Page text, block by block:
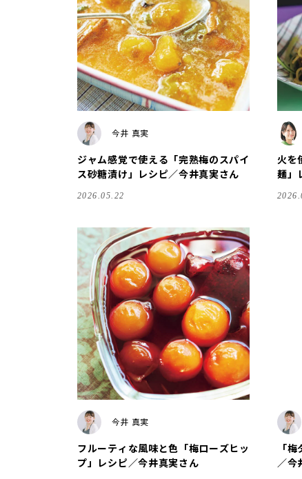
今井 真実
ジャム感覚で使える「完熟梅のスパイ
ス砂糖漬け」レシピ／今井真実さん
2026.05.22
火を
麺」
今井 真実
フルーティな風味と色「梅ローズヒッ
プ」レシピ／今井真実さん
「
／今